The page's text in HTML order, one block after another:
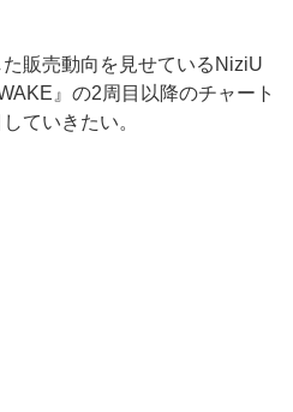
販売動向を見せているNiziU
』の2周目以降のチャート
ていきたい。